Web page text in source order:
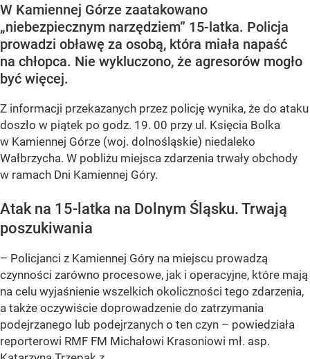
W Kamiennej Górze zaatakowano
„niebezpiecznym narzędziem” 15-latka. Policja
prowadzi obławę za osobą, która miała napaść
na chłopca. Nie wykluczono, że agresorów mogło
być więcej.
Z informacji przekazanych przez policję wynika, że do ataku
doszło w piątek po godz. 19. 00 przy ul. Księcia Bolka
w Kamiennej Górze (woj. dolnośląskie) niedaleko
Wałbrzycha. W pobliżu miejsca zdarzenia trwały obchody
w ramach Dni Kamiennej Góry.
Atak na 15-latka na Dolnym Śląsku. Trwają
poszukiwania
– Policjanci z Kamiennej Góry na miejscu prowadzą
czynności zarówno procesowe, jak i operacyjne, które mają
na celu wyjaśnienie wszelkich okoliczności tego zdarzenia,
a także oczywiście doprowadzenie do zatrzymania
podejrzanego lub podejrzanych o ten czyn – powiedziała
reporterowi RMF FM Michałowi Krasoniowi mł. asp.